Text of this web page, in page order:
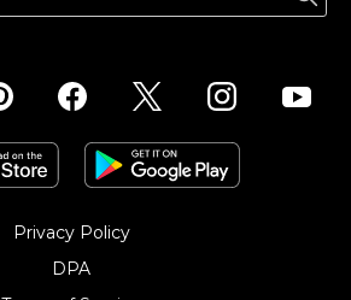
Privacy Policy
DPA